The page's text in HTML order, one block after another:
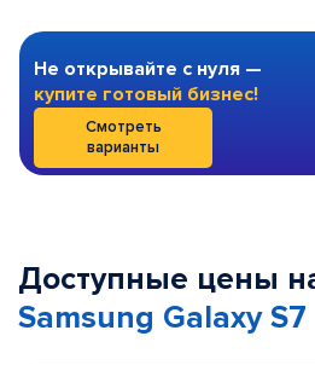
Не открывайте с нуля —
купите готовый бизнес!
Смотреть
варианты
Доступные цены
Samsung Galaxy S7